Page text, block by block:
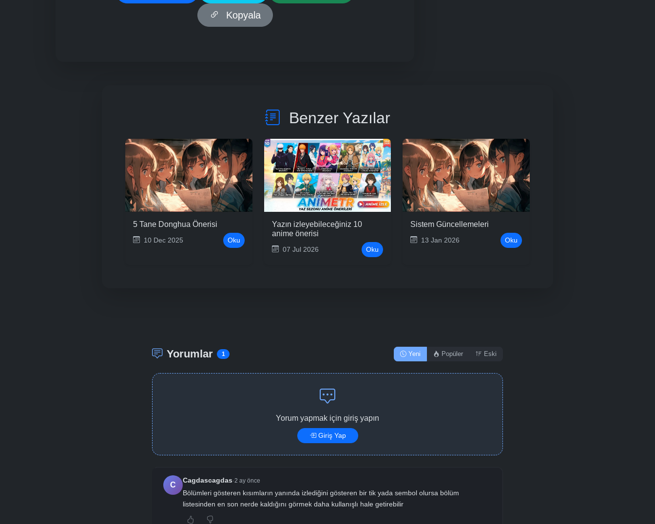
Kopyala
Benzer Yazılar
5 Tane Donghua Önerisi
10 Dec 2025 Oku
Yazın izleyebileceğiniz 10
anime önerisi
07 Jul 2026 Oku
Sistem Güncellemeleri
13 Jan 2026 Oku
Yorumlar 1 Yeni Popüler Eski
Yorum yapmak için giriş yapın
Giriş Yap
C
Cagdascagdas·2 ay önce
Bölümleri gösteren kısımların yanında izlediğini gösteren bir tik yada sembol olursa bölüm
listesinden en son nerde kaldığını görmek daha kullanışlı hale getirebilir